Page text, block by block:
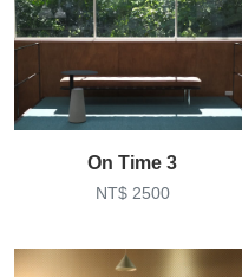
On Time 3
NT$ 2500